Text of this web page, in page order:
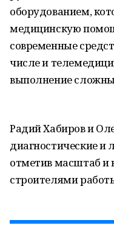
оборудованием,
медицинскую
современные
числе и
выполнение
Радий Хабиров и
диагностические и
отметив масштаб и
строителями